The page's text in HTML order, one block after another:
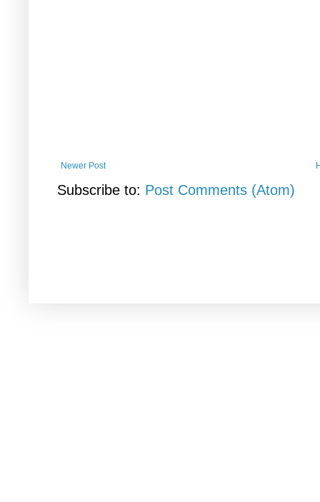
Newer Post
Subscribe to: Post Comments (Atom)